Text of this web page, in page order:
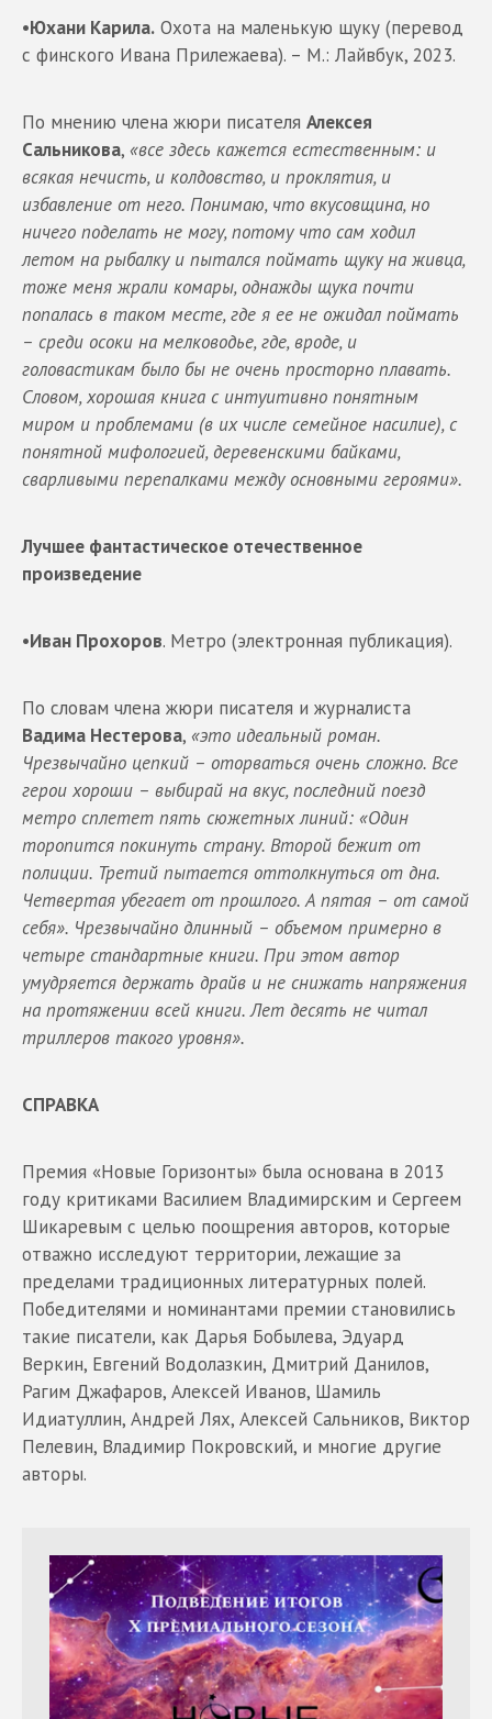
•Юхани Карила. Охота на маленькую щуку (перевод
с финского Ивана Прилежаева). – М.: Лайвбук, 2023.
По мнению члена жюри писателя Алексея
Сальникова, «все здесь кажется естественным: и
всякая нечисть, и колдовство, и проклятия, и
избавление от него. Понимаю, что вкусовщина, но
ничего поделать не могу, потому что сам ходил
летом на рыбалку и пытался поймать щуку на живца,
тоже меня жрали комары, однажды щука почти
попалась в таком месте, где я ее не ожидал поймать
– среди осоки на мелководье, где, вроде, и
головастикам было бы не очень просторно плавать.
Словом, хорошая книга с интуитивно понятным
миром и проблемами (в их числе семейное насилие), с
понятной мифологией, деревенскими байками,
сварливыми перепалками между основными героями».
Лучшее фантастическое отечественное
произведение
•Иван Прохоров. Метро (электронная публикация).
По словам члена жюри писателя и журналиста
Вадима Нестерова, «это идеальный роман.
Чрезвычайно цепкий – оторваться очень сложно. Все
герои хороши – выбирай на вкус, последний поезд
метро сплетет пять сюжетных линий: «Один
торопится покинуть страну. Второй бежит от
полиции. Третий пытается оттолкнуться от дна.
Четвертая убегает от прошлого. А пятая – от самой
себя». Чрезвычайно длинный – объемом примерно в
четыре стандартные книги. При этом автор
умудряется держать драйв и не снижать напряжения
на протяжении всей книги. Лет десять не читал
триллеров такого уровня».
СПРАВКА
Премия «Новые Горизонты» была основана в 2013
году критиками Василием Владимирским и Сергеем
Шикаревым с целью поощрения авторов, которые
отважно исследуют территории, лежащие за
пределами традиционных литературных полей.
Победителями и номинантами премии становились
такие писатели, как Дарья Бобылева, Эдуард
Веркин, Евгений Водолазкин, Дмитрий Данилов,
Рагим Джафаров, Алексей Иванов, Шамиль
Идиатуллин, Андрей Лях, Алексей Сальников, Виктор
Пелевин, Владимир Покровский, и многие другие
авторы.